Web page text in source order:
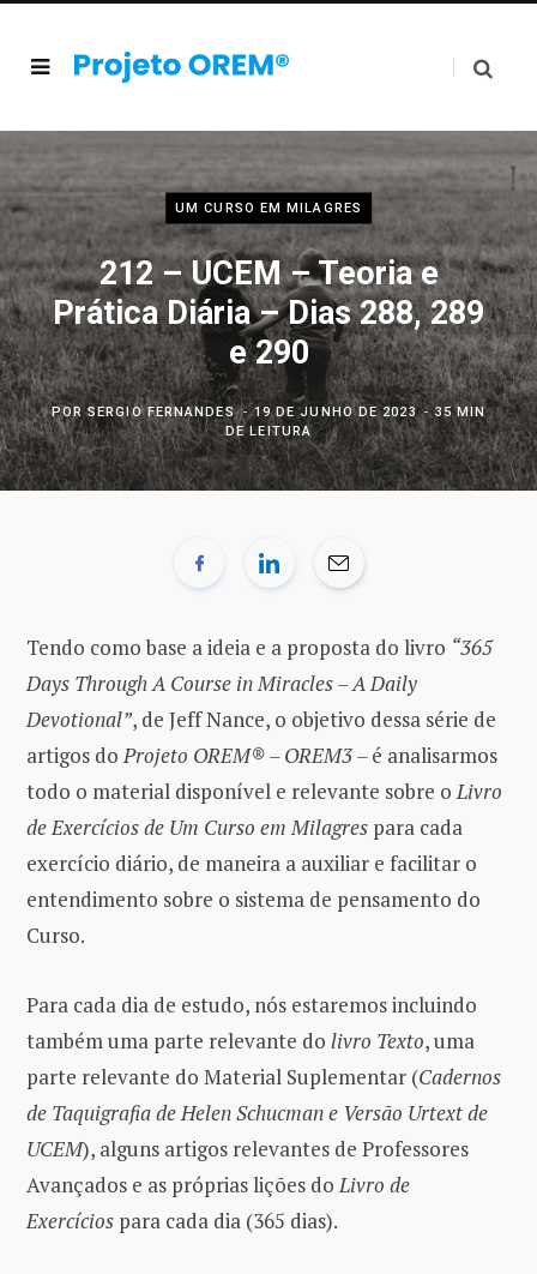
UM CURSO EM MILAGRES
212 – UCEM – Teoria e
Prática Diária – Dias 288, 289
e 290
PORSERGIO FERNANDES 19 DE JUNHO DE 2023
35 MIN
DE LEITURA
Tendo como base a ideia e a proposta do livro “365
Days Through A Course in Miracles – A Daily
Devotional”, de Jeff Nance, o objetivo dessa série de
artigos doProjeto OREM® – OREM3 –é analisarmos
todo o material disponível e relevante sobre oLivro
de Exercícios de Um Curso em Milagres para cada
exercício diário, de maneira a auxiliar e facilitar o
entendimento sobre o sistema de pensamento do
Curso.
Para cada dia de estudo, nós estaremos incluindo
também uma parte relevante do livro Texto, uma
parte relevante do Material Suplementar (Cadernos
de Taquigrafia de Helen Schucman e Versão Urtext de
UCEM), alguns artigos relevantes de Professores
Avançados e as próprias lições doLivro de
Exercícios para cada dia (365 dias).